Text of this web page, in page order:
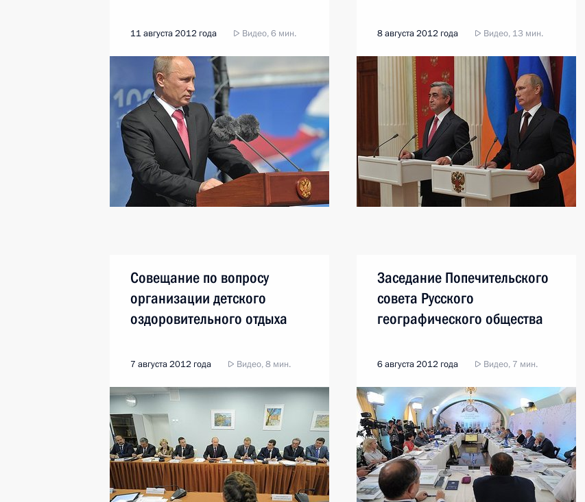
11 августа 2012 года Видео, 6 мин. 8 августа 2012 года Видео, 13 мин.
Совещание по вопросу
организации детского
оздоровительного отдыха
7 августа 2012 года Видео, 8 мин.
Заседание Попечительского
совета Русского
географического общества
6 августа 2012 года Видео, 7 мин.